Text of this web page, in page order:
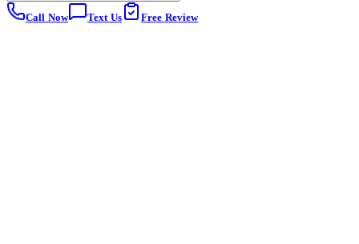
Call Now Text Us Free Review